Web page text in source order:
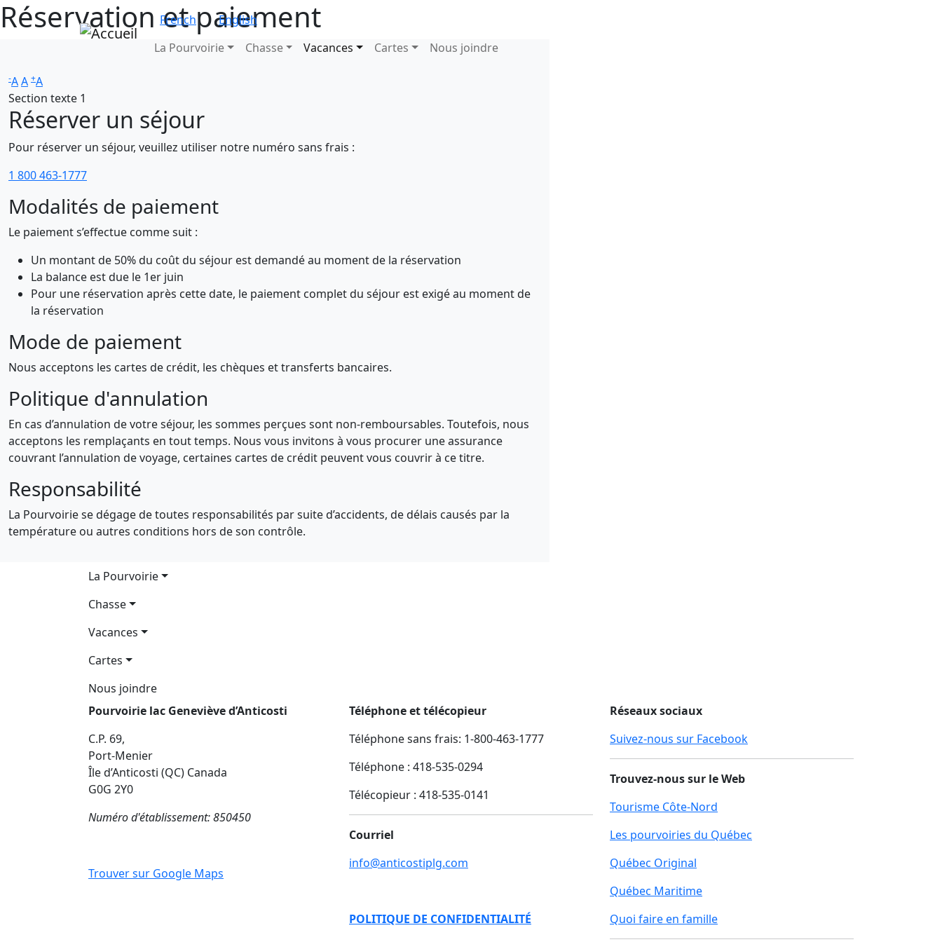
Aller au contenu principal
French English
Main navigation
La Pourvoirie Chasse Vacances Cartes Nous joindre
Réservation et paiement
-AA +A
Section texte 1
Réserver un séjour
Pour réserver un séjour, veuillez utiliser notre numéro sans frais :
1 800 463-1777
Modalités de paiement
Le paiement s’effectue comme suit :
Un montant de 50% du coût du séjour est demandé au moment de la réservation
La balance est due le 1er juin
Pour une réservation après cette date, le paiement complet du séjour est exigé au moment de
la réservation
Mode de paiement
Nous acceptons les cartes de crédit, les chèques et transferts bancaires.
Politique d'annulation
En cas d’annulation de votre séjour, les sommes perçues sont non-remboursables. Toutefois, nous
acceptons les remplaçants en tout temps. Nous vous invitons à vous procurer une assurance
couvrant l’annulation de voyage, certaines cartes de crédit peuvent vous couvrir à ce titre.
Responsabilité
La Pourvoirie se dégage de toutes responsabilités par suite d’accidents, de délais causés par la
température ou autres conditions hors de son contrôle.
Main navigation
La Pourvoirie
Chasse
Vacances
Cartes
Nous joindre
Pourvoirie lac Geneviève d’Anticosti
C.P. 69,
Port-Menier
Île d’Anticosti (QC) Canada
G0G 2Y0
Numéro d'établissement: 850450
Trouver sur Google Maps
Téléphone et télécopieur
Téléphone sans frais: 1-800-463-1777
Téléphone : 418-535-0294
Télécopieur : 418-535-0141
Courriel
info@anticostiplg.com
POLITIQUE DE CONFIDENTIALITÉ
Réseaux sociaux
Suivez-nous sur Facebook
Trouvez-nous sur le Web
Tourisme Côte-Nord
Les pourvoiries du Québec
Québec Original
Québec Maritime
Quoi faire en famille